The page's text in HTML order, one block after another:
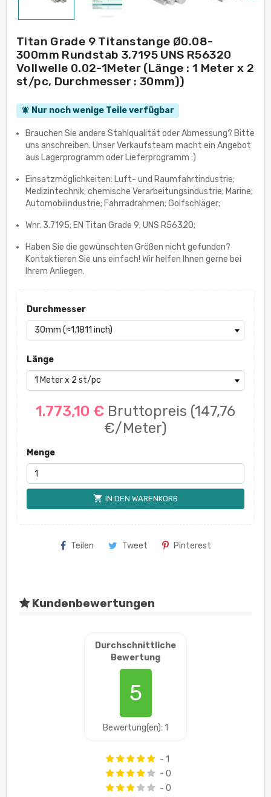
Titan Grade 9 Titanstange Ø0.08-
300mm Rundstab 3.7195 UNS R56320
Vollwelle 0.02-1Meter (Länge : 1 Meter x 2
st/pc, Durchmesser : 30mm))
notifications_active Nur noch wenige Teile verfügbar
Brauchen Sie andere Stahlqualität oder Abmessung? Bitte
uns anschreiben. Unser Verkaufsteam macht ein Angebot
aus Lagerprogramm oder Lieferprogramm :)
Einsatzmöglichkeiten: Luft- und Raumfahrtindustrie;
Medizintechnik; chemische Verarbeitungsindustrie; Marine;
Automobilindustrie; Fahrradrahmen; Golfschläger;
Wnr. 3.7195; EN Titan Grade 9; UNS R56320;
Haben Sie die gewünschten Größen nicht gefunden?
Kontaktieren Sie uns einfach! Wir helfen Ihnen gerne bei
Ihrem Anliegen.
Durchmesser
Länge
1.773,10 € Bruttopreis (147,76
€/Meter)
Menge
shopping_cart IN DEN WARENKORB
Teilen Tweet Pinterest
Kundenbewertungen
Durchschnittliche
Bewertung
5
Bewertung(en): 1
- 1
- 0
- 0